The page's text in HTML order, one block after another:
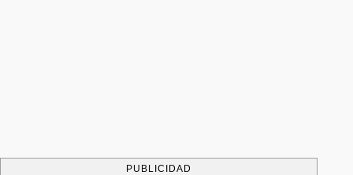
PUBLICIDAD